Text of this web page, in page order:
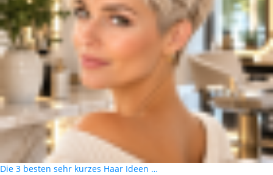
Die 3 besten sehr kurzes Haar Ideen …